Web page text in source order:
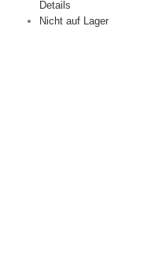
Details
Nicht auf Lager